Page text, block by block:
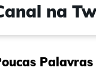
na
Palavras